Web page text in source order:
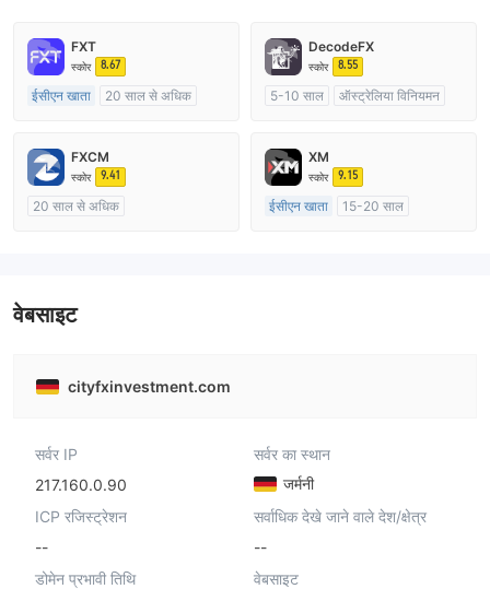
FXT
स्कोर 8.67
ईसीएन खाता
20 साल से अधिक
मार्केट मेकिंग (एमएम)
मुख्य-लेबल MT4
DecodeFX
स्कोर 8.55
5-10 साल
ऑस्ट्रेलिया विनियमन
मुख्य-लेबल MT4
FXCM
स्कोर 9.41
20 साल से अधिक
XM
स्कोर 9.15
ईसीएन खाता
15-20 साल
वेबसाइट
cityfxinvestment.com
सर्वर IP
217.160.0.90
सर्वर का स्थान
जर्मनी
ICP रजिस्ट्रेशन
--
सर्वाधिक देखे जाने वाले देश/क्षेत्र
--
डोमेन प्रभावी तिथि
वेबसाइट